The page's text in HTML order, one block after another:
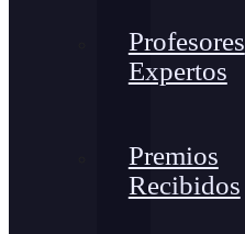
Profesores
Expertos
Premios
Recibidos